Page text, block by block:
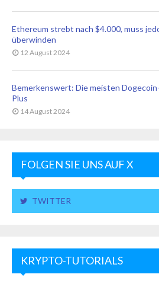
Ethereum strebt nach $4.000, muss
überwinden
12 August 2024
Bemerkenswert: Die meisten
Plus
14 August 2024
FOLGEN SIE UNS AUF X
TWITTER
KRYPTO-TUTORIALS